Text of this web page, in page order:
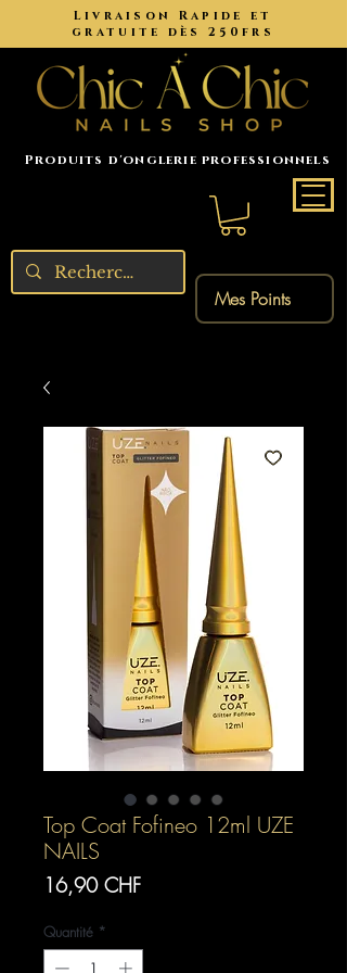
Livraison Rapide et
gratuite dès 250frs
Produits d'onglerie professionnels
Mes Points
Top Coat Fofineo 12ml UZE
NAILS
16,90 CHFPrix
Quantité *